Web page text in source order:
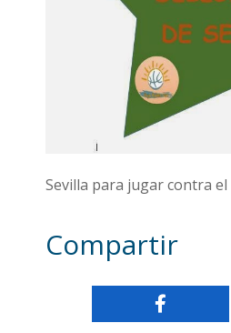
Sevilla para jugar contra el
Compartir